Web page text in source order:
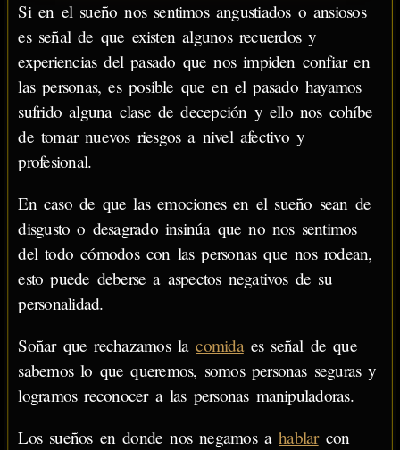
Si en el sueño nos sentimos angustiados o ansiosos
es señal de que existen algunos recuerdos y
experiencias del pasado que nos impiden confiar en
las personas, es posible que en el pasado hayamos
sufrido alguna clase de decepción y ello nos cohíbe
de tomar nuevos riesgos a nivel afectivo y
profesional.
En caso de que las emociones en el sueño sean de
disgusto o desagrado insinúa que no nos sentimos
del todo cómodos con las personas que nos rodean,
esto puede deberse a aspectos negativos de su
personalidad.
Soñar que rechazamos lacomidaes señal de que
sabemos lo que queremos, somos personas seguras y
logramos reconocer a las personas manipuladoras.
Los sueños en donde nos negamos ahablarcon